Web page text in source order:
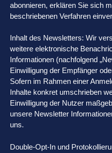
abonnieren, erklären Sie sich
beschriebenen Verfahren
Inhalt des Newsletters: Wir
weitere elektronische
Informationen (nachfolgend
Einwilligung der Empfänger
Sofern im Rahmen einer
Inhalte konkret umschrieben
Einwilligung der Nutzer
unsere Newsletter
uns.
Double-Opt-In und